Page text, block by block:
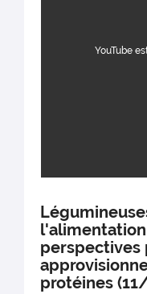
YouTube
perspectives
protéines